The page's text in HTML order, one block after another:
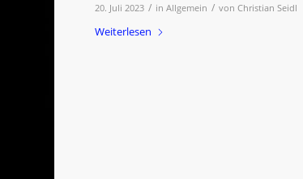
20. Juli 2023 / inAllgemein / vonChristian Seidl
Weiterlesen